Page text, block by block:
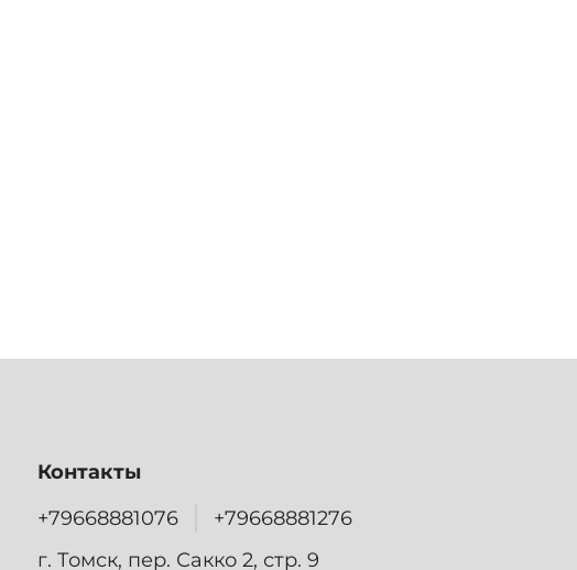
Контакты
+79668881076
+79668881276
г. Томск, пер. Сакко 2, стр. 9